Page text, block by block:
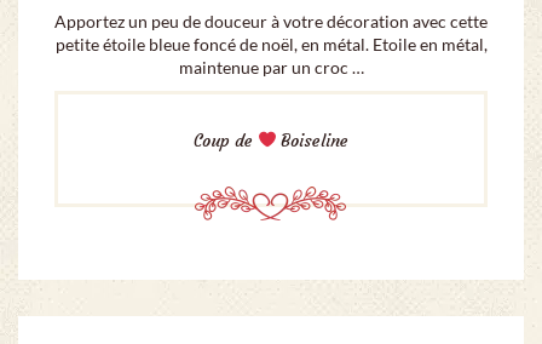
Apportez un peu de douceur à votre décoration avec cette
petite étoile bleue foncé de noël, en métal. Etoile en métal,
maintenue par un croc …
Coup de Boiseline